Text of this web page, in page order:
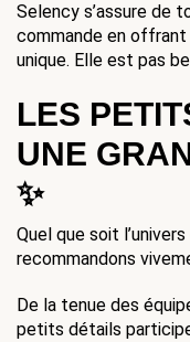
Selency s’assure de
commande en
unique. Elle est pas
LES
UNE
✨
Quel que soit
recommandons
De la tenue des
petits détails